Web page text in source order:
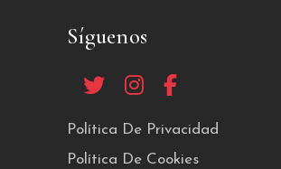
Síguenos
Política De Privacidad
Política De Cookies